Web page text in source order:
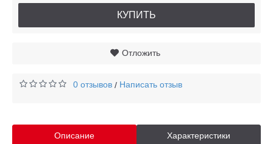
КУПИТЬ
Отложить
0 отзывов / Написать отзыв
Описание Характеристики